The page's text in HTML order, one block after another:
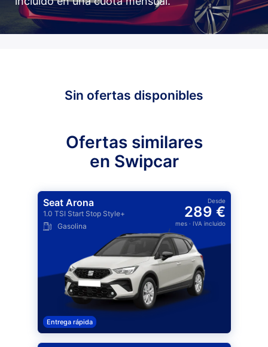
Sin ofertas disponibles
Ofertas similares
en Swipcar
Seat Arona
1.0 TSI Start Stop Style+
Gasolina
Desde
289 €
mes· IVA incluido
Entrega rápida